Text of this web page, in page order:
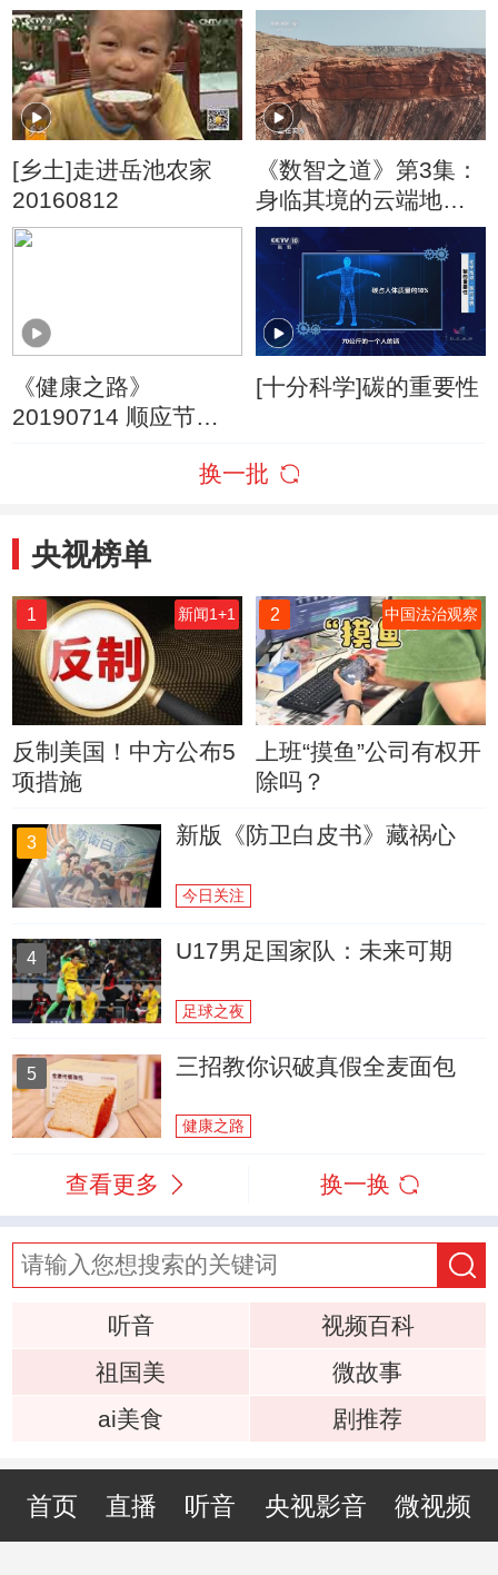
（上）
[乡土]走进岳池农家
20160812
《数智之道》第3集：
身临其境的云端地质
考察正在实现
《健康之路》
20190714 顺应节气
[十分科学]碳的重要性
换一批
央视榜单
1 新闻1+1
反制美国！中方公布5
项措施
2 中国法治观察
上班“摸鱼”公司有权开
除吗？
3 新版《防卫白皮书》藏祸心
今日关注
4 U17男足国家队：未来可期
足球之夜
5 三招教你识破真假全麦面包
健康之路
查看更多 换一换
听音
视频百科
祖国美
微故事
ai美食
剧推荐
首页 直播 听音 央视影音 微视频